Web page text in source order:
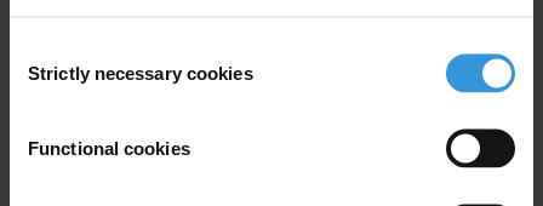
Selection
Strictly necessary cookies
Functional cookies
intermédiaires à la prise de décision dans les affaires
conventions internationales. Élément essentiel de la